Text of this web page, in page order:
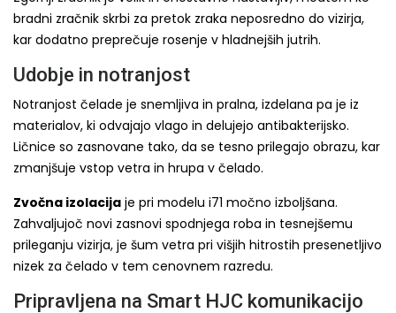
bradni zračnik skrbi za pretok zraka neposredno do vizirja,
kar dodatno preprečuje rosenje v hladnejših jutrih.
Udobje in notranjost
Notranjost čelade je snemljiva in pralna, izdelana pa je iz
materialov, ki odvajajo vlago in delujejo antibakterijsko.
Ličnice so zasnovane tako, da se tesno prilegajo obrazu, kar
zmanjšuje vstop vetra in hrupa v čelado.
Zvočna izolacija je pri modelu i71 močno izboljšana.
Zahvaljujoč novi zasnovi spodnjega roba in tesnejšemu
prileganju vizirja, je šum vetra pri višjih hitrostih presenetljivo
nizek za čelado v tem cenovnem razredu.
Pripravljena na Smart HJC komunikacijo